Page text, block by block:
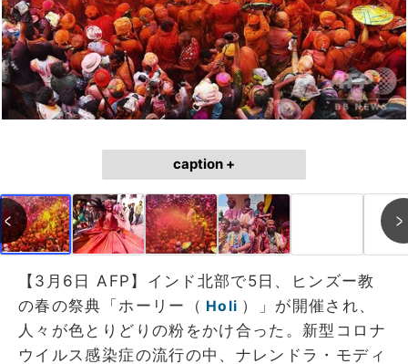
caption +
【3月6日 AFP】インド北部で5日、ヒンズー教
の春の祭典「ホーリー（ Holi ）」が開催され、
人々が色とりどりの粉をかけ合った。新型コロナ
ウイルス感染症の流行の中、ナレンドラ・モディ